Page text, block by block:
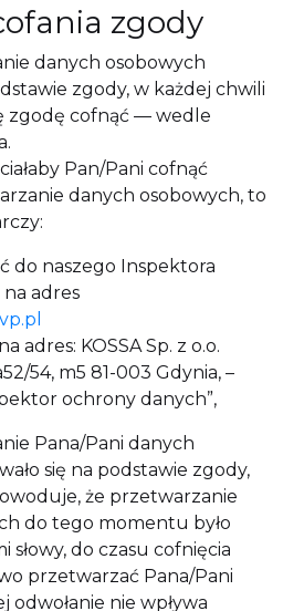
zgody
danych osobowych
zgody, w każdej chwili
zgodę cofnąć — wedle
Pan/Pani cofnąć
danych osobowych, to
do naszego Inspektora
adres
adres: KOSSA Sp. z o.o.
54, m5 81-003 Gdynia, –
ochrony danych”,
Pana/Pani danych
się na podstawie zgody,
że przetwarzanie
do tego momentu było
słowy, do czasu cofnięcia
przetwarzać Pana/Pani
odwołanie nie wpływa